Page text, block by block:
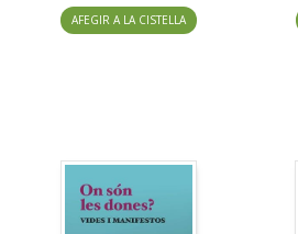
AFEGIR A LA CISTELLA